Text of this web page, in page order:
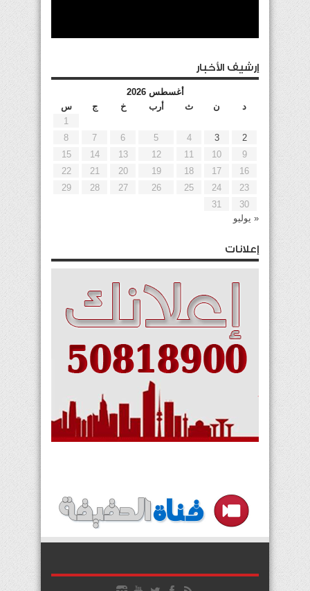
إرشيف الأخبار
أغسطس 2026
د
ن ث أرب خ ج
س
1
2
3
4
5
6
7
8
9
10
11
12
13
14
15
16
17
18
19
20
21
22
23
24
25
26
27
28
29
30
31
« يوليو
إعلانات